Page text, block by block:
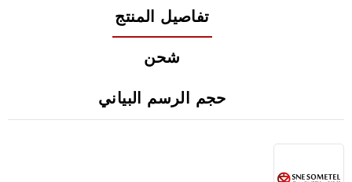
تفاصيل المنتج
شحن
حجم الرسم البياني